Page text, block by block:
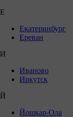
Е
Екатеринбург
Ереван
И
Иваново
Иркутск
Й
Йошкар-Ола